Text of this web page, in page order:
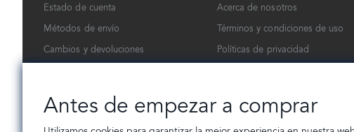
Estado de cuenta
Métodos de envío
Cambios y devoluciones
Acerca de nosotros
Términos y condiciones de uso
Políticas de privacidad
Antes de empezar a comprar